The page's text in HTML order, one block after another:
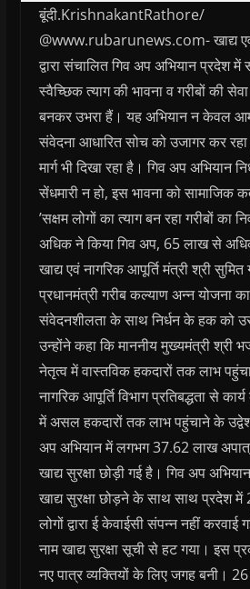
बूंदी.KrishnakantRathore/
@www.rubarunews.com- खाद्य एवं
द्वारा संचालित गिव अप अभियान प्रदेश में
स्वैच्छिक त्याग की भावना व गरीबों की
बनकर उभरा हैं। यह अभियान न केवल
संवेदना आधारित सोच को उजागर कर रहा
मार्ग भी दिखा रहा है। गिव अप अभियान
सेंधमारी न हो, इस भावना को सामाजिक
’सक्षम लोगों का त्याग बन रहा गरीबों का
अधिक ने किया गिव अप, 65 लाख से
खाद्य एवं नागरिक आपूर्ति मंत्री श्री सुमित
प्रधानमंत्री गरीब कल्याण अन्न योजना
संवेदनशीलता के साथ निर्धन के हक को
उन्होंने कहा कि माननीय मुख्यमंत्री श्री
नेतृत्व में वास्तविक हकदारों तक लाभ
नागरिक आपूर्ति विभाग प्रतिबद्धता से
में असल हकदारों तक लाभ पहुंचाने के
अप अभियान में लगभग 37.62 लाख अपात्र
खाद्य सुरक्षा छोड़ी गई है। गिव अप अभियान
खाद्य सुरक्षा छोड़ने के साथ साथ प्रदेश
लोगों द्वारा ई केवाईसी संपन्न नहीं
नाम खाद्य सुरक्षा सूची से हट गया। इस
नए पात्र व्यक्तियों के लिए जगह बनी।